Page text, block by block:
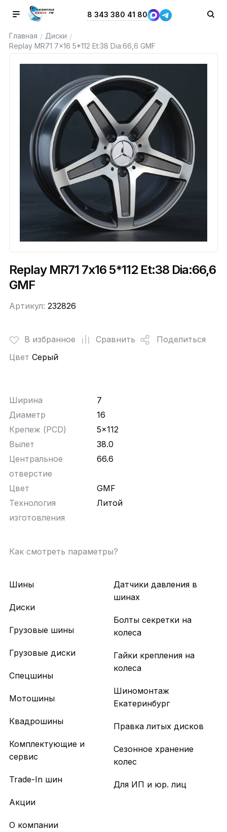
8 343 380 41 80
Главная / Диски /
Replay MR71 7x16 5*112 Et:38 Dia:66,6 GMF
Replay MR71 7x16 5*112 Et:38 Dia:66,6
GMF
Артикул: 232826
В избранное Сравнить
Поделиться
Цвет Серый
Ширина
7
Диаметр
16
Крепеж (PCD)
5x112
Вылет
38.0
Центральное
отверстие
66.6
Цвет
GMF
Технология
изготовления
Литой
Как смотреть параметры?
Шины
Диски
Грузовые шины
Грузовые диски
Спецшины
Мотошины
Квадрошины
Комплектующие и
сервис
Trade-In шин
Акции
Датчики давления в
шинах
Болты секретки на
колеса
Гайки крепления на
колеса
Шиномонтаж
Екатеринбург
Правка литых дисков
Сезонное хранение
колес
Для ИП и юр. лиц
О компании